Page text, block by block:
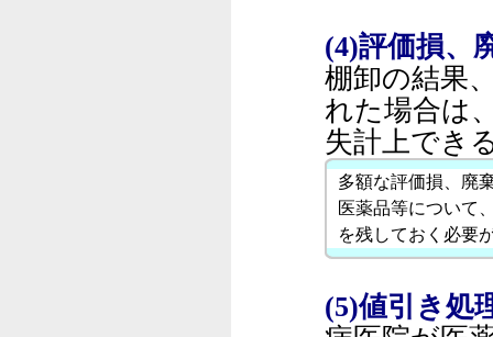
(4)評価損、
棚卸の結果
れた場合は
失計上でき
多額な評価損、廃
医薬品等について
を残しておく必要
(5)値引き処